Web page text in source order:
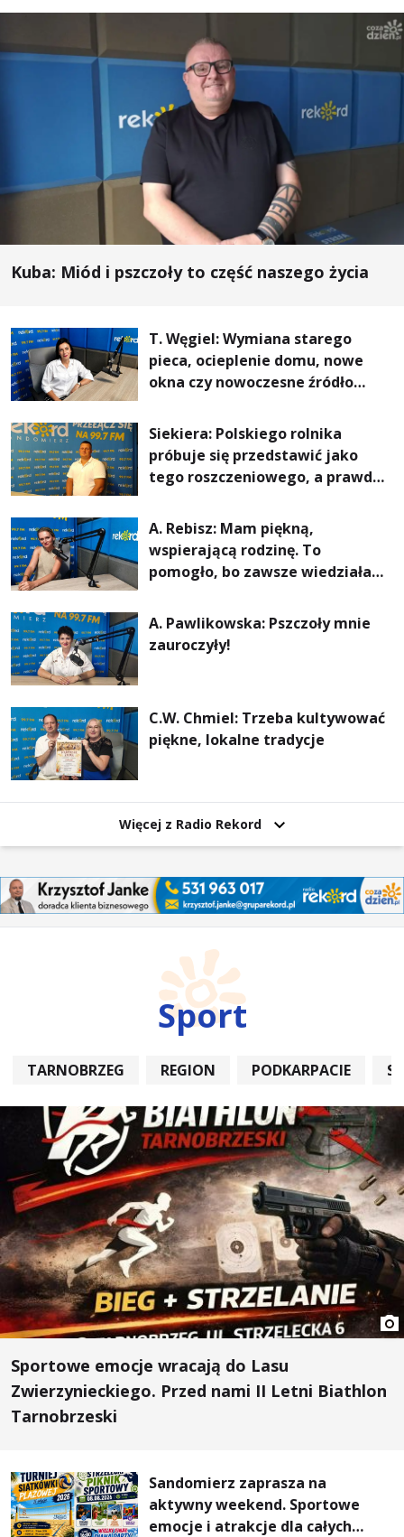
Kuba: Miód i pszczoły to część naszego życia
T. Węgiel: Wymiana starego
pieca, ocieplenie domu, nowe
okna czy nowoczesne źródło
rachunki za energię, lepszy
komfort życia i... czystsze
powietrze
Siekiera: Polskiego rolnika
próbuje się przedstawić jako
tego roszczeniowego, a prawda
A. Rebisz: Mam piękną,
wspierającą rodzinę. To
pomogło, bo zawsze wiedziałam,
najważniejsza
A. Pawlikowska: Pszczoły mnie
zauroczyły!
C.W. Chmiel: Trzeba kultywować
piękne, lokalne tradycje
Więcej z Radio Rekord
Sport
TARNOBRZEG REGION PODKARPACIE
Sportowe emocje wracają do Lasu
Zwierzynieckiego. Przed nami II Letni Biathlon
Tarnobrzeski
Sandomierz zaprasza na
aktywny weekend. Sportowe
emocje i atrakcje dla całych